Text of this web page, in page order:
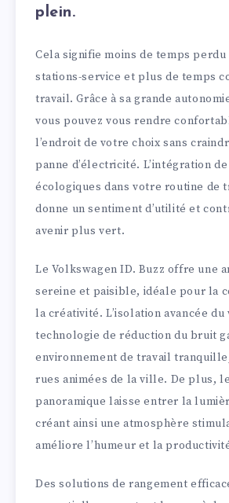
plein.
Cela signifie moins de temps perdu
stations-service et plus de temps
travail. Grâce à sa grande
vous pouvez vous rendre
l’endroit de votre choix sans
panne d’électricité. L’intégration
écologiques dans votre routine de
donne un sentiment d’utilité et
avenir plus vert.
Le Volkswagen ID. Buzz offre une
sereine et paisible, idéale pour la
la créativité. L’isolation avancée
technologie de réduction du bruit
environnement de travail
rues animées de la ville. De plus,
panoramique laisse entrer la
créant ainsi une atmosphère
améliore l’humeur et la
Des solutions de rangement